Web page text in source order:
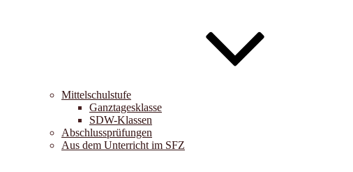
Mittelschulstufe
Ganztagesklasse
SDW-Klassen
Abschlussprüfungen
Aus dem Unterricht im SFZ